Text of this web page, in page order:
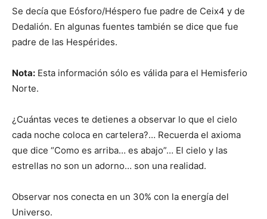
Se decía que Eósforo/Héspero fue padre de Ceix4 y de
Dedalión. En algunas fuentes también se dice que fue
padre de las Hespérides.
Nota: Esta información sólo es válida para el Hemisferio
Norte.
¿Cuántas veces te detienes a observar lo que el cielo
cada noche coloca en cartelera?… Recuerda el axioma
que dice “Como es arriba… es abajo”… El cielo y las
estrellas no son un adorno… son una realidad.
Observar nos conecta en un 30% con la energía del
Universo.